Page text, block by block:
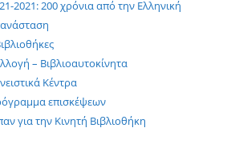
2021: 200 χρόνια από την Ελληνική
– Βιβλιοαυτοκίνητα
Κέντρα
επισκέψεων
για την Κινητή Βιβλιοθήκη